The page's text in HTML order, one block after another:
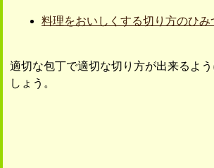
料理をおいしくする切り方のひみ
適切な包丁で適切な切り方が出来るよ
しょう。